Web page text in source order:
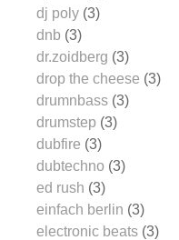
dj poly (3)
dnb (3)
dr.zoidberg (3)
drop the cheese (3)
drumnbass (3)
drumstep (3)
dubfire (3)
dubtechno (3)
ed rush (3)
einfach berlin (3)
electronic beats (3)